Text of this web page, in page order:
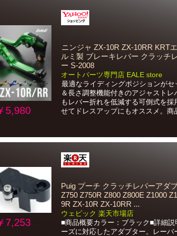
5,980
ニンジャ ZX-10R ZX-10RR KRT
ルミ製 ブレーキレバー クラッチ
ー S-2008
オートパーツ専門店 EALE store
最適なライディングポジションが
＆長さ調整機能付きのアジャスト
もレバー折れを低減する可倒式を
せてドレスアップにもオススメ。商
7,253
Puig プーチ クラッチレバーアダ
Z750 Z750R Z800 Z800E Z1000
9R ZX-10R ZX-10RR ...
ウェビック 楽天市場店
■商品概要カラー：ブラック■詳細説
ーズに対応したアダプター。レーバ